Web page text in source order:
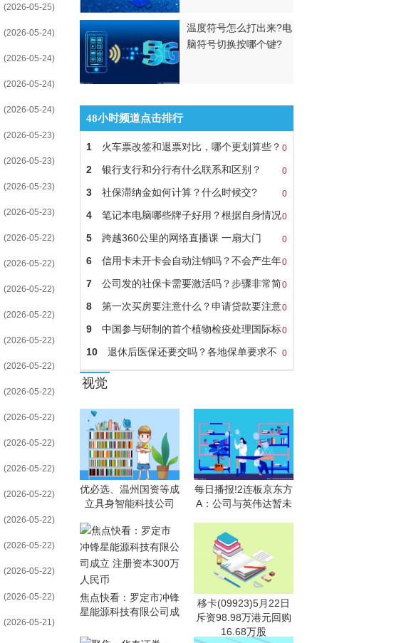
(2026-05-25)
(2026-05-24)
(2026-05-24)
(2026-05-24)
(2026-05-24)
(2026-05-23)
(2026-05-23)
(2026-05-23)
(2026-05-23)
(2026-05-22)
(2026-05-22)
(2026-05-22)
(2026-05-22)
(2026-05-22)
(2026-05-22)
(2026-05-22)
(2026-05-22)
(2026-05-22)
(2026-05-22)
(2026-05-22)
(2026-05-22)
(2026-05-22)
(2026-05-22)
(2026-05-22)
(2026-05-21)
温度符号怎么打出来?电
脑符号切换按哪个键?
48小时频道点击排行
0
1 火车票改签和退票对比，哪个更划算些？
0
2 银行支行和分行有什么联系和区别？
0
3 社保滞纳金如何计算？什么时候交?
0
4 笔记本电脑哪些牌子好用？根据自身情况
0
5 跨越360公里的网络直播课 一扇大门
0
6 信用卡未开卡会自动注销吗？不会产生年
0
7 公司发的社保卡需要激活吗？步骤非常简
0
8 第一次买房要注意什么？申请贷款要注意
0
9 中国参与研制的首个植物检疫处理国际标
0
10
退休后医保还要交吗？各地保单要求不
同
视觉
优必选、温州国资等成
立具身智能科技公司
每日播报!2连板京东方
A：公司与英伟达暂未
焦点快看：罗定市冲锋
星能源科技有限公司成
移卡(09923)5月22日
斥资98.98万港元回购
16.68万股